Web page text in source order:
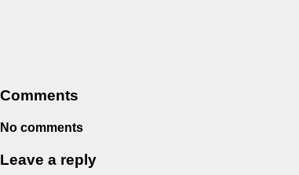
Comments
No comments
Leave a reply